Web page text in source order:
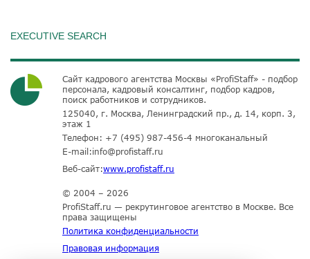
EXECUTIVE SEARCH
Сайт кадрового агентства Москвы «ProfiStaff» - подбор
персонала, кадровый консалтинг, подбор кадров,
поиск работников и сотрудников.
125040, г. Москва, Ленинградский пр., д. 14, корп. 3,
этаж 1
Телефон: +7 (495) 987-456-4 многоканальный
E-mail:info@profistaff.ru
Веб-сайт:www.profistaff.ru
© 2004 – 2026
ProfiStaff.ru — рекрутинговое агентство в Москве. Все
права защищены
Политика конфиденциальности
Правовая информация